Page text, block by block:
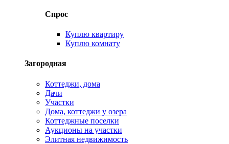
Спрос
Куплю квартиру
Куплю комнату
Загородная
Коттеджи, дома
Дачи
Участки
Дома, коттеджи у озера
Коттеджные поселки
Аукционы на участки
Элитная недвижимость